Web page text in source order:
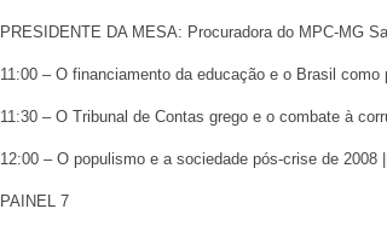
PRESIDENTE DA MESA: Procuradora do MPC-MG
11:00 – O financiamento da educação e o Brasil
11:30 – O Tribunal de Contas grego e o combate à
12:00 – O populismo e a sociedade pós-crise de
PAINEL 7